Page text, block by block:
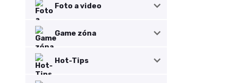
Foto a video
Game zóna
Hot-Tips